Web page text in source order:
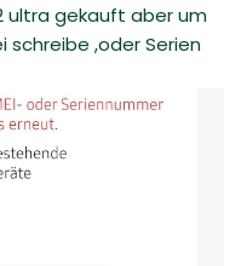
ultra gekauft aber um
,oder Serien